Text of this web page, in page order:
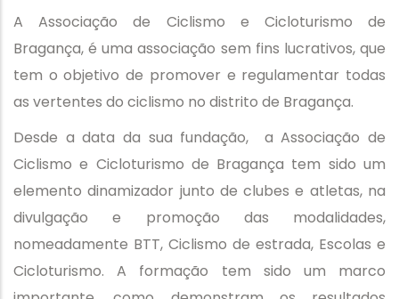
A Associação de Ciclismo e Cicloturismo de
Bragança, é uma associação sem fins lucrativos, que
tem o objetivo de promover e regulamentar todas
as vertentes do ciclismo no distrito de Bragança.
Desde a data da sua fundação, a Associação de
Ciclismo e Cicloturismo de Bragança tem sido um
elemento dinamizador junto de clubes e atletas, na
divulgação e promoção das modalidades,
nomeadamente BTT, Ciclismo de estrada, Escolas e
Cicloturismo. A formação tem sido um marco